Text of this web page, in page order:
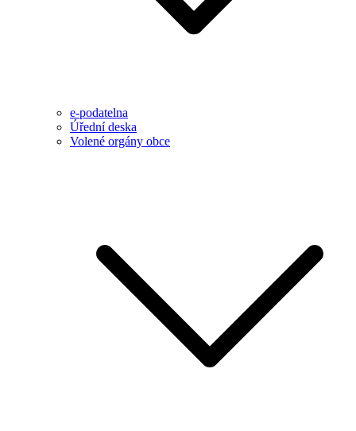
e-podatelna
Úřední deska
Volené orgány obce